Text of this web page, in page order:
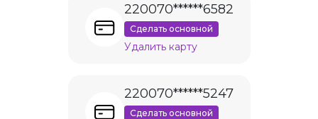
220070******6582
Сделать основной
Удалить карту
220070******5247
Сделать основной